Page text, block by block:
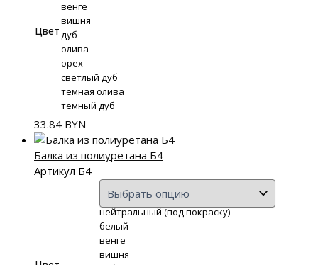
Цвет
венге
вишня
дуб
олива
орех
светлый дуб
темная олива
темный дуб
33.84 BYN
Балка из полиуретана Б4
Артикул Б4
нейтральный (под покраску)
белый
венге
вишня